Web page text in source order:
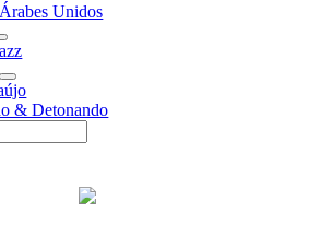
Unidos
& Detonando